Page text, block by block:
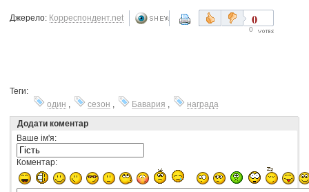
Джерело: Корреспондент.net 0
0
Теги:
один , сезон , Бавария ,
награда
Додати коментар
Ваше ім'я:
Коментар: